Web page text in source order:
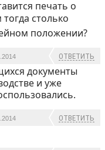
печать о
столько
положении?
ОТВЕТИТЬ
документы
и уже
ОТВЕТИТЬ